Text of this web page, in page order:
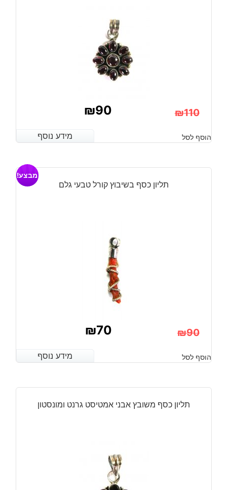
₪110
המקורי
היה:
₪90
הנוכחי
הוא:
מידע נוסף הוסף לסל מידע נוסף
תליון כסף בשיבוץ קורל טבעי גלם
מבצע!
₪90
המקורי
היה:
₪90.
₪70
הנוכחי
הוא:
₪70.
מידע נוסף הוסף לסל מידע נוסף
תליון כסף משובץ אבני אמטיסט גרנט ומונסטון